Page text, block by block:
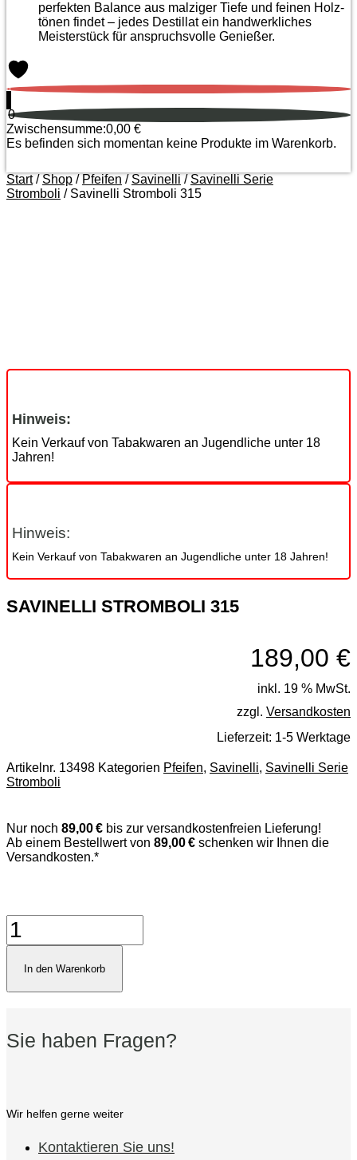
perfekten Balance aus malziger Tiefe und feinen Holz­
tönen findet – jedes Destillat ein handwerkliches
Meister­stück für anspruchsvolle Genießer.
0
0
Zwischensumme:0,00 €
Es befinden sich momentan keine Produkte im Warenkorb.
Start/ Shop / Pfeifen / Savinelli / Savinelli Serie
Stromboli / Savinelli Stromboli 315
Hinweis:
Kein Verkauf von Tabakwaren an Jugendliche unter 18
Jahren!
Hinweis:
Kein Verkauf von Tabakwaren an Jugendliche unter 18 Jahren!
SAVINELLI STROMBOLI 315
189,00 €
inkl. 19 % MwSt.
zzgl. Versandkosten
Lieferzeit: 1-5 Werktage
Artikelnr. 13498 Kategorien Pfeifen, Savinelli, Savinelli Serie
Stromboli
Nur noch 89,00 € bis zur versandkostenfreien Lieferung!
Ab einem Bestellwert von 89,00 € schenken wir Ihnen die
Versandkosten.*
Savinelli
Stromboli
315
MengeIn den Warenkorb
Sie haben Fragen?
Wir helfen gerne weiter
Kontaktieren Sie uns!